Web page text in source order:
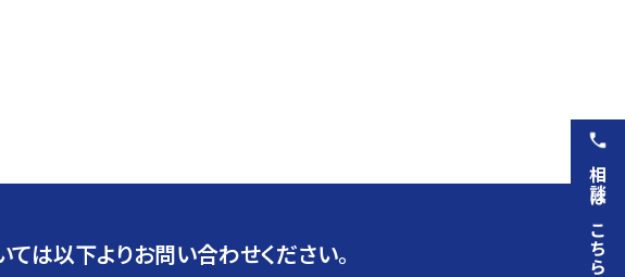
は以下よりお問い合わせください。 相談はこちら